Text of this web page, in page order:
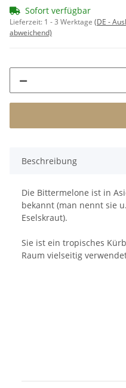
Sofort verfügbar
Lieferzeit: 1 - 3 Werktage (DE -
abweichend)
Beschreibung
Die Bittermelone ist in
bekannt (man nennt sie
Eselskraut).
Sie ist ein tropisches
Raum vielseitig